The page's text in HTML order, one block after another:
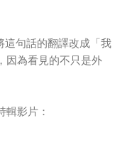
這句話的翻譯改成「我
因為看見的不只是外
輯影片：